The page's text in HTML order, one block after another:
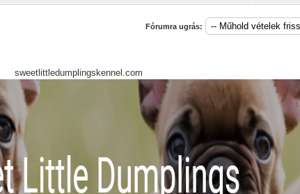
Fórumra ugrás:
sweetlittledumplingskennel.com